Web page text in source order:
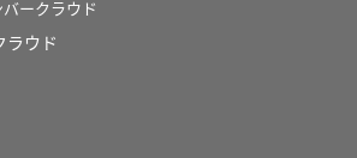
ークラウド
ラウド